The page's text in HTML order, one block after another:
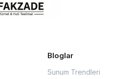
Bloglar
Sunum Trendleri